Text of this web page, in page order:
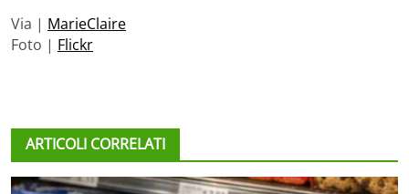
Via | MarieClaire
Foto | Flickr
ARTICOLI CORRELATI